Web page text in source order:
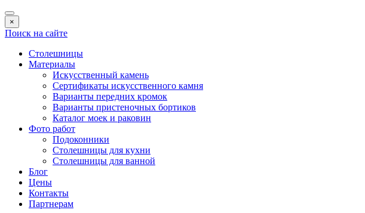
×
Поиск на сайте
Столешницы
Материалы
Искусственный камень
Сертификаты искусственного камня
Варианты передних кромок
Варианты пристеночных бортиков
Каталог моек и раковин
Фото работ
Подоконники
Столешницы для кухни
Столешницы для ванной
Блог
Цены
Контакты
Партнерам